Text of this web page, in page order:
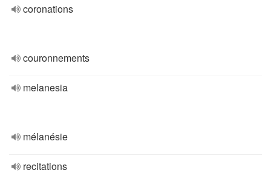
coronations
couronnements
melanesia
mélanésie
recitations